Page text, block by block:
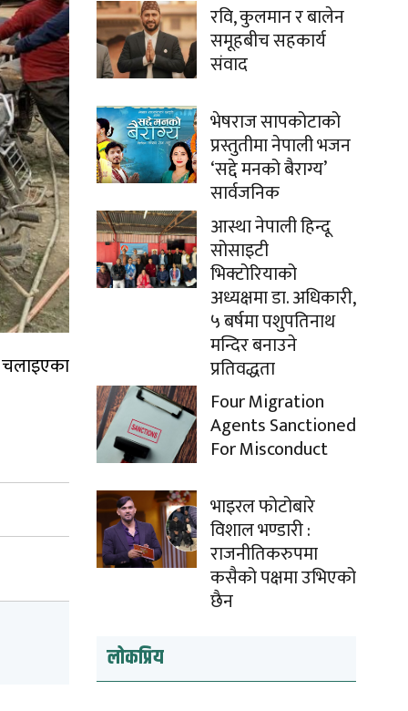
चलाइएका
रवि, कुलमान र बालेन
समूहबीच सहकार्य
संवाद
भेषराज सापकोटाको
प्रस्तुतीमा नेपाली भजन
‘सद्दे मनको बैराग्य’
सार्वजनिक
आस्था नेपाली हिन्दू
सोसाइटी
भिक्टोरियाको
अध्यक्षमा डा. अधिकारी,
५ बर्षमा पशुपतिनाथ
मन्दिर बनाउने
प्रतिवद्धता
Four Migration
Agents Sanctioned
For Misconduct
भाइरल फोटोबारे
विशाल भण्डारी :
राजनीतिकरुपमा
कसैको पक्षमा उभिएको
छैन
लोकप्रिय